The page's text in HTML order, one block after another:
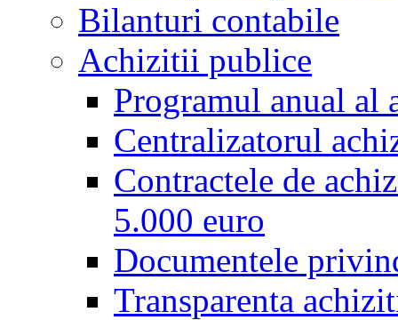
Bilanturi contabile
Achizitii publice
Programul anual
Centralizatorul
Contractele de
5.000 euro
Documentele
Transparenta